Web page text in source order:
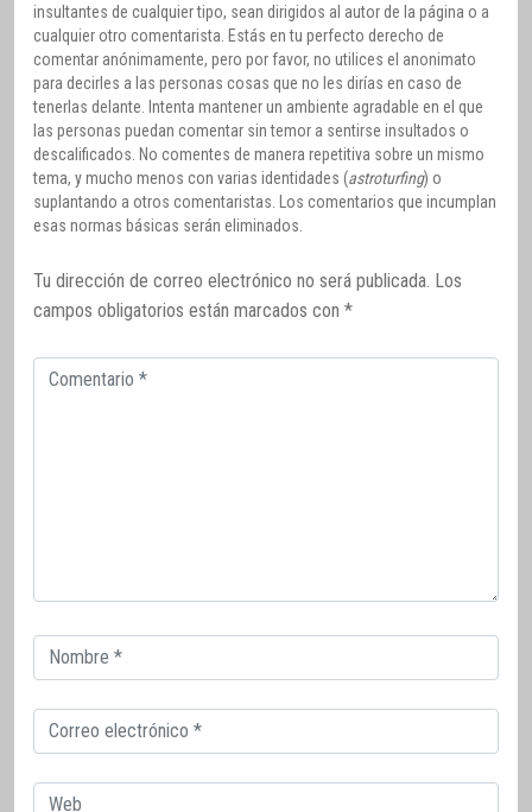
insultantes de cualquier tipo, sean dirigidos al autor de la página o a
cualquier otro comentarista. Estás en tu perfecto derecho de
comentar anónimamente, pero por favor, no utilices el anonimato
para decirles a las personas cosas que no les dirías en caso de
tenerlas delante. Intenta mantener un ambiente agradable en el que
las personas puedan comentar sin temor a sentirse insultados o
descalificados. No comentes de manera repetitiva sobre un mismo
tema, y mucho menos con varias identidades (astroturfing) o
suplantando a otros comentaristas. Los comentarios que incumplan
esas normas básicas serán eliminados.
Tu dirección de correo electrónico no será publicada. Los
campos obligatorios están marcados con *
Comentario
Correo
electrónico
Correo
electrónico
Web